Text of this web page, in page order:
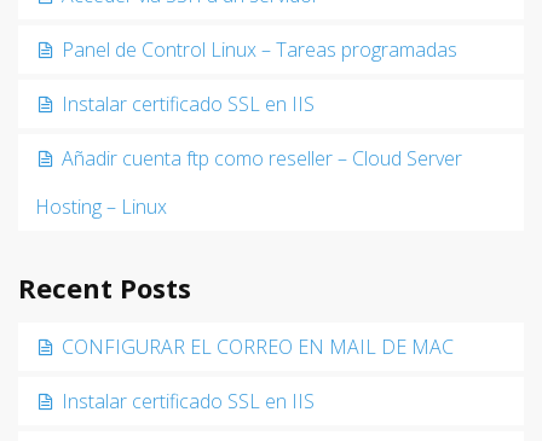
Panel de Control Linux – Tareas programadas
Instalar certificado SSL en IIS
Añadir cuenta ftp como reseller – Cloud Server
Hosting – Linux
Recent Posts
CONFIGURAR EL CORREO EN MAIL DE MAC
Instalar certificado SSL en IIS